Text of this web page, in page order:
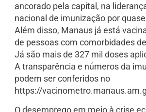
ancorado pela capital, na
nacional de imunização por
Além disso, Manaus já está
de pessoas com comorbidades
Já são mais de 327 mil doses
A transparência e números da
podem ser conferidos no
https://
O desemprego em meio à crise